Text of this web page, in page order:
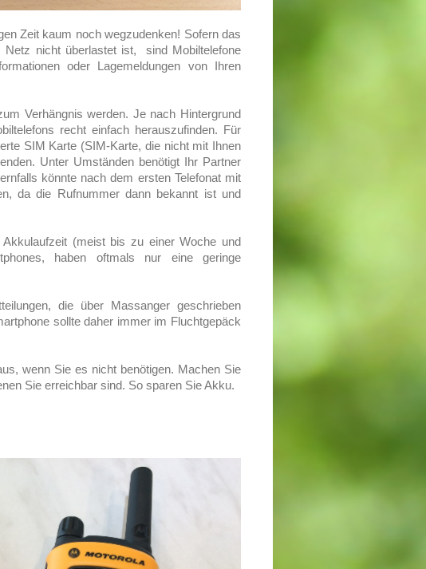
Zeit kaum noch wegzudenken! Sofern das
Netz nicht überlastet ist, sind Mobiltelefone
oder Lagemeldungen von Ihren
Verhängnis werden. Je nach Hintergrund
recht einfach herauszufinden. Für
SIM Karte (SIM-Karte, die nicht mit Ihnen
Unter Umständen benötigt Ihr Partner
könnte nach dem ersten Telefonat mit
da die Rufnummer dann bekannt ist und
(meist bis zu einer Woche und
haben oftmals nur eine geringe
die über Massanger geschrieben
sollte daher immer im Fluchtgepäck
wenn Sie es nicht benötigen. Machen Sie
Sie erreichbar sind. So sparen Sie Akku.